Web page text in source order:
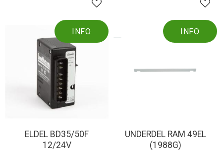
Lägg till i favoriter
ELDEL BD35/50F
12/24V
INFO
UNDERDEL RAM 49EL
(1988G)
INFO